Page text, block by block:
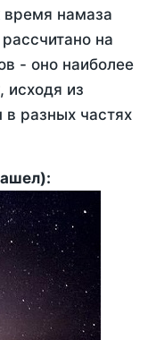
время намаза
на
- оно наиболее
исходя из
разных частях